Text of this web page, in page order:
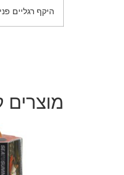
היקף רגליים
מוצרים